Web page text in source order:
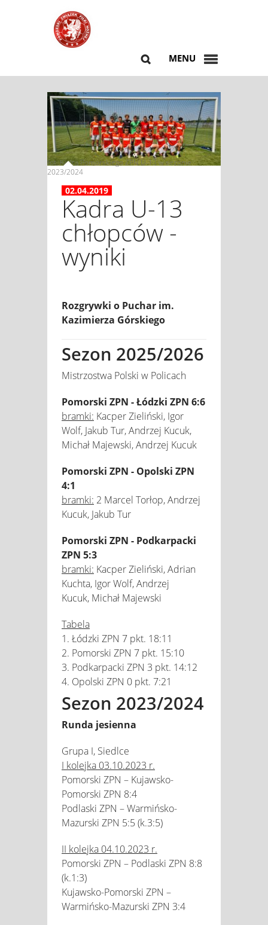
MENU
fot. Kadra Pomorskiego ZPN U-13 w sezonie
2023/2024
02.04.2019
Kadra U-13
chłopców -
wyniki
Rozgrywki o Puchar im.
Kazimierza Górskiego
Sezon 2025/2026
Mistrzostwa Polski w Policach
Pomorski ZPN - Łódzki ZPN 6:6
bramki: Kacper Zieliński, Igor
Wolf, Jakub Tur, Andrzej Kucuk,
Michał Majewski, Andrzej Kucuk
Pomorski ZPN - Opolski ZPN
4:1
bramki: 2 Marcel Torłop, Andrzej
Kucuk, Jakub Tur
Pomorski ZPN - Podkarpacki
ZPN 5:3
bramki: Kacper Zieliński, Adrian
Kuchta, Igor Wolf, Andrzej
Kucuk, Michał Majewski
Tabela
1. Łódzki ZPN 7 pkt. 18:11
2. Pomorski ZPN 7 pkt. 15:10
3. Podkarpacki ZPN 3 pkt. 14:12
4. Opolski ZPN 0 pkt. 7:21
Sezon 2023/2024
Runda jesienna
Grupa I, Siedlce
I kolejka 03.10.2023 r.
Pomorski ZPN – Kujawsko-
Pomorski ZPN 8:4
Podlaski ZPN – Warmińsko-
Mazurski ZPN 5:5 (k.3:5)
II kolejka 04.10.2023 r.
Pomorski ZPN – Podlaski ZPN 8:8
(k.1:3)
Kujawsko-Pomorski ZPN –
Warmińsko-Mazurski ZPN 3:4